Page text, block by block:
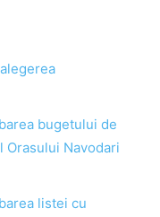
bugetului de
Navodari
listei cu